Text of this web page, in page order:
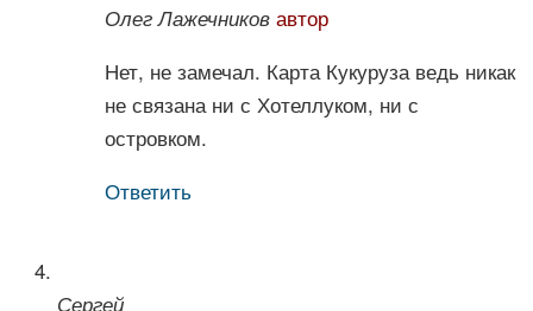
Олег Лажечников автор
Нет, не замечал. Карта Кукуруза ведь никак
не связана ни с Хотеллуком, ни с
островком.
Ответить
Сергей